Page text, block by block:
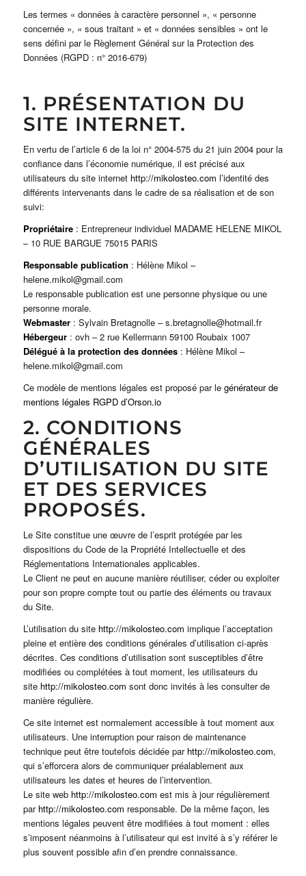
Les termes « données à caractère personnel », « personne
concernée », « sous traitant » et « données sensibles » ont le
sens défini par le Règlement Général sur la Protection des
Données (RGPD : n° 2016-679)
1. PRÉSENTATION DU
SITE INTERNET.
En vertu de l’article 6 de la loi n° 2004-575 du 21 juin 2004 pour la
confiance dans l’économie numérique, il est précisé aux
utilisateurs du site internet http://mikolosteo.com l’identité des
différents intervenants dans le cadre de sa réalisation et de son
suivi:
Propriétaire: Entrepreneur individuel MADAME HELENE MIKOL
– 10 RUE BARGUE 75015 PARIS
Responsable publication : Hélène Mikol –
helene.mikol@gmail.com
Le responsable publication est une personne physique ou une
personne morale.
Webmaster: Sylvain Bretagnolle – s.bretagnolle@hotmail.fr
Hébergeur: ovh – 2 rue Kellermann 59100 Roubaix 1007
Délégué à la protection des données: Hélène Mikol –
helene.mikol@gmail.com
Ce modèle de mentions légales est proposé par le générateur de
mentions légales RGPD d’Orson.io
2. CONDITIONS
GÉNÉRALES
D’UTILISATION DU SITE
ET DES SERVICES
PROPOSÉS.
Le Site constitue une œuvre de l’esprit protégée par les
dispositions du Code de la Propriété Intellectuelle et des
Réglementations Internationales applicables.
Le Client ne peut en aucune manière réutiliser, céder ou exploiter
pour son propre compte tout ou partie des éléments ou travaux
du Site.
L’utilisation du site http://mikolosteo.com implique l’acceptation
pleine et entière des conditions générales d’utilisation ci-après
décrites. Ces conditions d’utilisation sont susceptibles d’être
modifiées ou complétées à tout moment, les utilisateurs du
site http://mikolosteo.com sont donc invités à les consulter de
manière régulière.
Ce site internet est normalement accessible à tout moment aux
utilisateurs. Une interruption pour raison de maintenance
technique peut être toutefois décidée par http://mikolosteo.com,
qui s’efforcera alors de communiquer préalablement aux
utilisateurs les dates et heures de l’intervention.
Le site web http://mikolosteo.com est mis à jour régulièrement
par http://mikolosteo.com responsable. De la même façon, les
mentions légales peuvent être modifiées à tout moment : elles
s’imposent néanmoins à l’utilisateur qui est invité à s’y référer le
plus souvent possible afin d’en prendre connaissance.